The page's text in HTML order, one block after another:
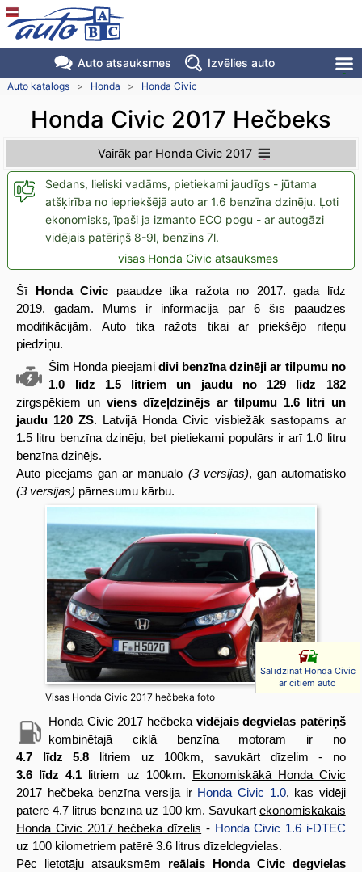
Auto atsauksmes Izvēlies auto
Auto katalogs > Honda > Honda Civic
Honda Civic 2017 Hečbeks
Vairāk par Honda Civic 2017
Sedans, lieliski vadāms, pietiekami jaudīgs - jūtama
atšķirība no iepriekšējā auto ar 1.6 benzīna dzinēju. Ļoti
ekonomisks, īpaši ja izmanto ECO pogu - ar autogāzi
vidējais patēriņš 8-9l, benzīns 7l.
visas Honda Civic atsauksmes
Šī Honda Civic paaudze tika ražota no 2017. gada līdz
2019. gadam. Mums ir informācija par 6 šīs paaudzes
modifikācijām. Auto tika ražots tikai ar priekšējo riteņu
piedziņu.
Šim Honda pieejami divi benzīna dzinēji ar tilpumu no
1.0 līdz 1.5 litriem un jaudu no 129 līdz 182
zirgspēkiem unviens dīzeļdzinējs ar tilpumu 1.6 litri un
jaudu 120 ZS. Latvijā Honda Civic visbiežāk sastopams ar
1.5 litru benzīna dzinēju, bet pietiekami populārs ir arī 1.0 litru
benzīna dzinējs.
Auto pieejams gan ar manuālo (3 versijas), gan automātisko
(3 versijas) pārnesumu kārbu.
Visas Honda Civic 2017 hečbeka foto
Salīdzināt Honda Civic
ar citiem auto
Honda Civic 2017 hečbeka vidējais degvielas patēriņš
kombinētajā ciklā benzīna motoram ir no
4.7 līdz 5.8 litriem uz 100km, savukārt dīzelim - no
3.6 līdz 4.1 litriem uz 100km. Ekonomiskākā Honda Civic
2017 hečbeka benzīna versija ir Honda Civic 1.0, kas vidēji
patērē 4.7 litrus benzīna uz 100 km. Savukārt ekonomiskākais
Honda Civic 2017 hečbeka dīzelis - Honda Civic 1.6 i-DTEC
uz 100 kilometriem patērē 3.6 litrus dīzeldegvielas.
Pēc lietotāju atsauksmēm reālais Honda Civic degvielas